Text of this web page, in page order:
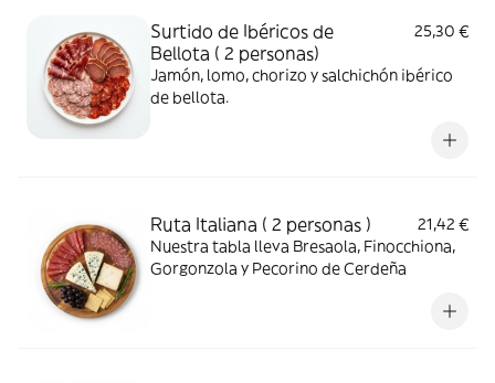
Surtido de Ibéricos de
Bellota ( 2 personas)
25,30 €
Jamón, lomo, chorizo y salchichón ibérico
de bellota.
Ruta Italiana ( 2 personas )
21,42 €
Nuestra tabla lleva Bresaola, Finocchiona,
Gorgonzola y Pecorino de Cerdeña